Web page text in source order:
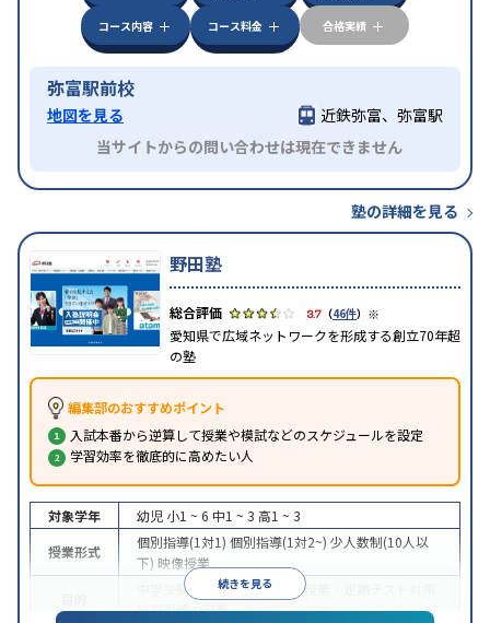
コース内容
コース料金 合格実績
弥富駅前校
地図を見る
近鉄弥富、弥富駅
当サイトからの問い合わせは現在できません
塾の詳細を見る
野田塾
3.7 （46件） ※
愛知県で広域ネットワークを形成する創立70年超
の塾
編集部のおすすめポイント
入試本番から逆算して授業や模試などのスケジュールを設定
学習効率を徹底的に高めたい人
続きを見る
対象学年 幼児 小1 ~ 6 中1 ~ 3 高1 ~ 3
授業形式
個別指導(1対1) 個別指導(1対2~) 少人数制(10人以
下) 映像授業
中学受験 高校受験大学受験
授業・定期テスト対策
学習習慣の定着